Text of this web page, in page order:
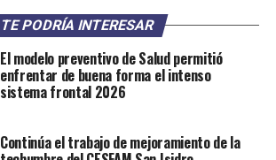
TE PODRÍA INTERESAR
El modelo preventivo de Salud permitió
enfrentar de buena forma el intenso
sistema frontal 2026
Continúa el trabajo de mejoramiento de la